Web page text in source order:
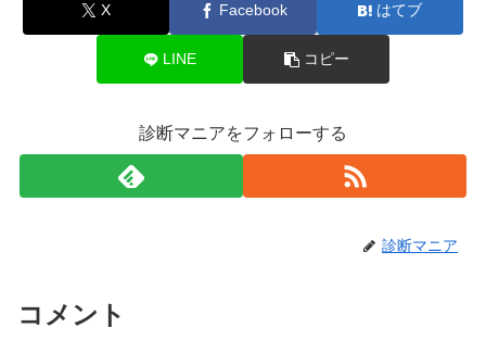
X Facebook はてブ
LINE コピー
診断マニアをフォローする
診断マニア
コメント